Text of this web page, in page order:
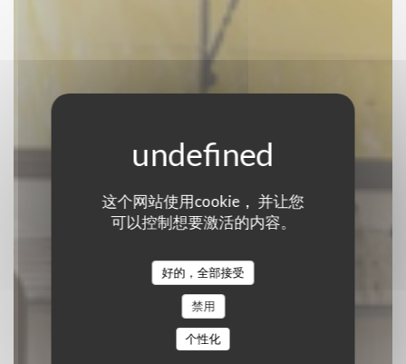
这个网站使用cookie， 并让您
可以控制想要激活的内容。
好的，全部接受
禁用
个性化
C'est bon c'est belge
传统餐厅 BRUXELLES
预订餐位